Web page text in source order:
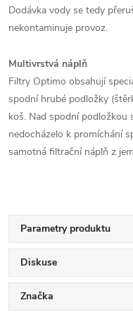
Dodávka vody se tedy
nekontaminuje provoz.
Multivrstvá náplň
Filtry Optimo obsahují
spodní hrubé podložky
koš. Nad spodní podložkou
nedocházelo k promíchání
samotná filtrační náplň z
Parametry produktu
Diskuse
Značka